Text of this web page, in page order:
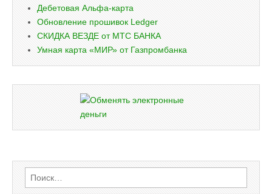
Дебетовая Альфа-карта
Обновление прошивок Ledger
СКИДКА ВЕЗДЕ от МТС БАНКА
Умная карта «МИР» от Газпромбанка
Найти: